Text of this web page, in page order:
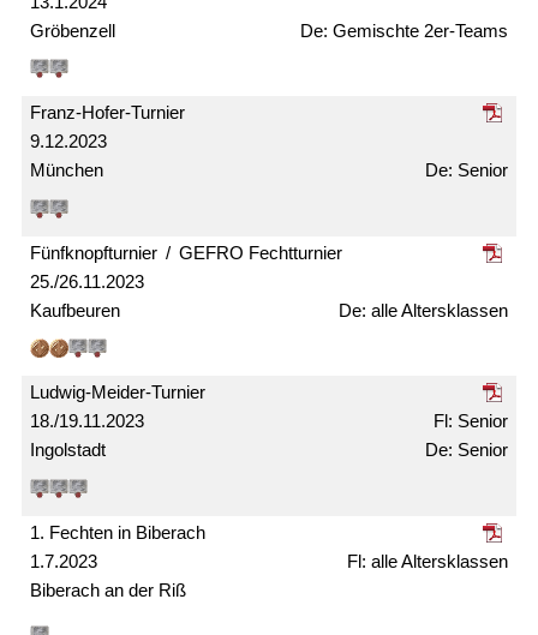
Gröbenzell
Gemischte 2er-Teams
9.12.2023
Franz-Hofer-Turnier
München Senior
25./26.11.2023
Fünfknopf­turnier / GEFRO Fecht­turnier
Kaufbeuren alle Alters­klassen
18./19.11.2023
Ludwig-Meider-Turnier
Ingolstadt
Senior
Senior
1.7.2023
1. Fechten in Biberach
Biberach an der Riß
alle Alters­klassen